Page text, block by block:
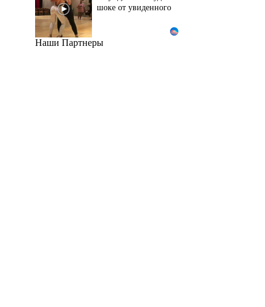
шоке от увиденного
Этот танец невесты
Наши Партнеры